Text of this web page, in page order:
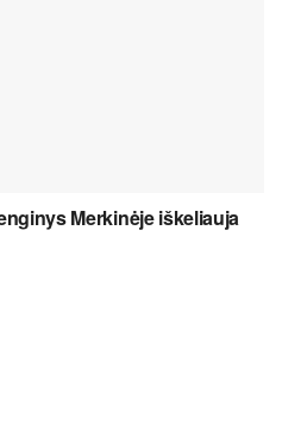
Merkinėje iškeliauja